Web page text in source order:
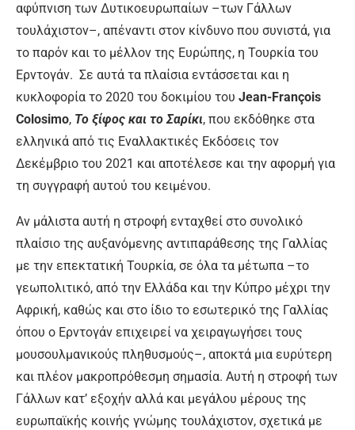
αφύπνιση των Δυτικοευρωπαίων –των Γάλλων
τουλάχιστον–, απέναντι στον κίνδυνο που συνιστά, για
το παρόν και το μέλλον της Ευρώπης, η Τουρκία του
Ερντογάν. Σε αυτά τα πλαίσια εντάσσεται και η
κυκλοφορία το 2020 του δοκιμίου του Jean-François
Colosimo, Το ξίφος και το Σαρίκι, που εκδόθηκε στα
ελληνικά από τις Εναλλακτικές Εκδόσεις τον
Δεκέμβριο του 2021 και αποτέλεσε και την αφορμή για
τη συγγραφή αυτού του κειμένου.
Αν μάλιστα αυτή η στροφή ενταχθεί στο συνολικό
πλαίσιο της αυξανόμενης αντιπαράθεσης της Γαλλίας
με την επεκτατική Τουρκία, σε όλα τα μέτωπα –το
γεωπολιτικό, από την Ελλάδα και την Κύπρο μέχρι την
Αφρική, καθώς και στο ίδιο το εσωτερικό της Γαλλίας
όπου ο Ερντογάν επιχειρεί να χειραγωγήσει τους
μουσουλμανικούς πληθυσμούς–, αποκτά μια ευρύτερη
και πλέον μακροπρόθεσμη σημασία. Αυτή η στροφή των
Γάλλων κατ’ εξοχήν αλλά και μεγάλου μέρους της
ευρωπαϊκής κοινής γνώμης τουλάχιστον, σχετικά με